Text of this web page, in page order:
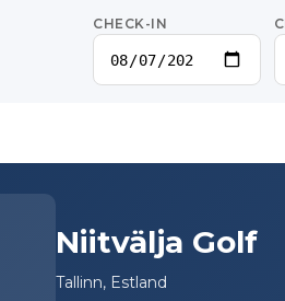
CHECK-IN
Niitvälja Golf
Tallinn, Estland